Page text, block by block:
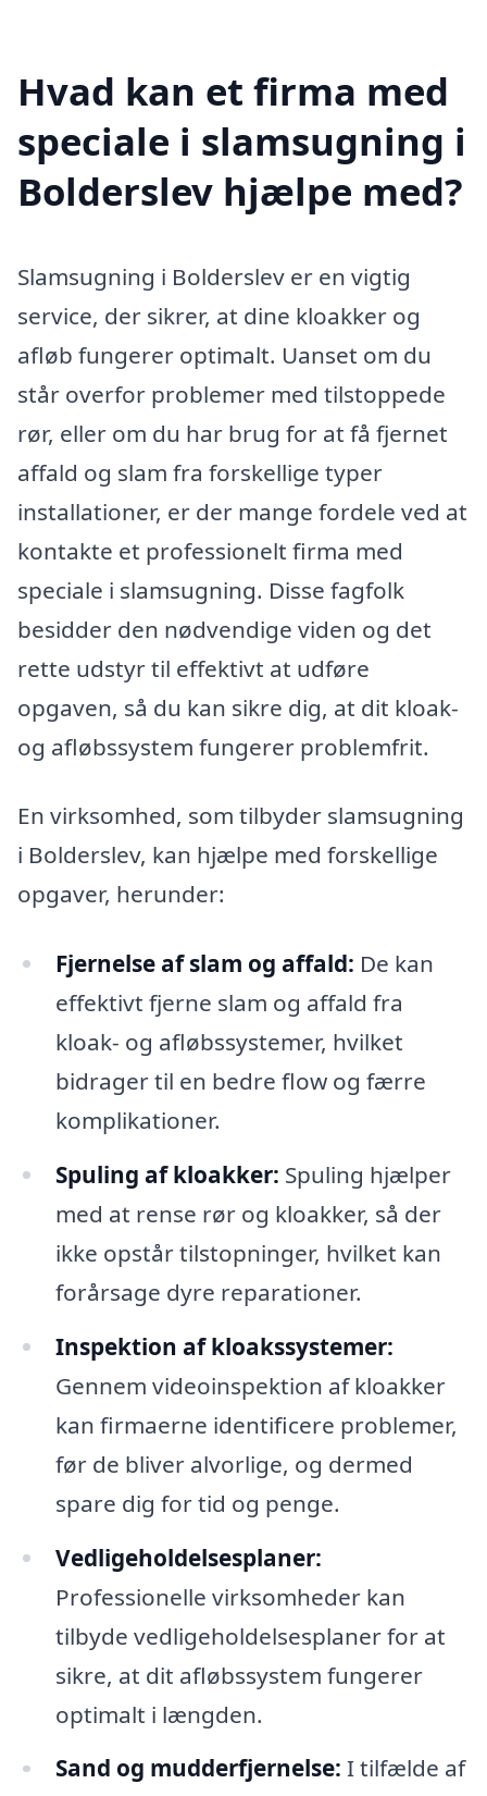
Hvad kan et firma med
speciale i slamsugning i
Bolderslev hjælpe med?
Slamsugning i Bolderslev er en vigtig
service, der sikrer, at dine kloakker og
afløb fungerer optimalt. Uanset om du
står overfor problemer med tilstoppede
rør, eller om du har brug for at få fjernet
affald og slam fra forskellige typer
installationer, er der mange fordele ved at
kontakte et professionelt firma med
speciale i slamsugning. Disse fagfolk
besidder den nødvendige viden og det
rette udstyr til effektivt at udføre
opgaven, så du kan sikre dig, at dit kloak-
og afløbssystem fungerer problemfrit.
En virksomhed, som tilbyder slamsugning
i Bolderslev, kan hjælpe med forskellige
opgaver, herunder:
Fjernelse af slam og affald: De kan
effektivt fjerne slam og affald fra
kloak- og afløbssystemer, hvilket
bidrager til en bedre flow og færre
komplikationer.
Spuling af kloakker: Spuling hjælper
med at rense rør og kloakker, så der
ikke opstår tilstopninger, hvilket kan
forårsage dyre reparationer.
Inspektion af kloakssystemer:
Gennem videoinspektion af kloakker
kan firmaerne identificere problemer,
før de bliver alvorlige, og dermed
spare dig for tid og penge.
Vedligeholdelsesplaner:
Professionelle virksomheder kan
tilbyde vedligeholdelsesplaner for at
sikre, at dit afløbssystem fungerer
optimalt i længden.
Sand og mudderfjernelse: I tilfælde af